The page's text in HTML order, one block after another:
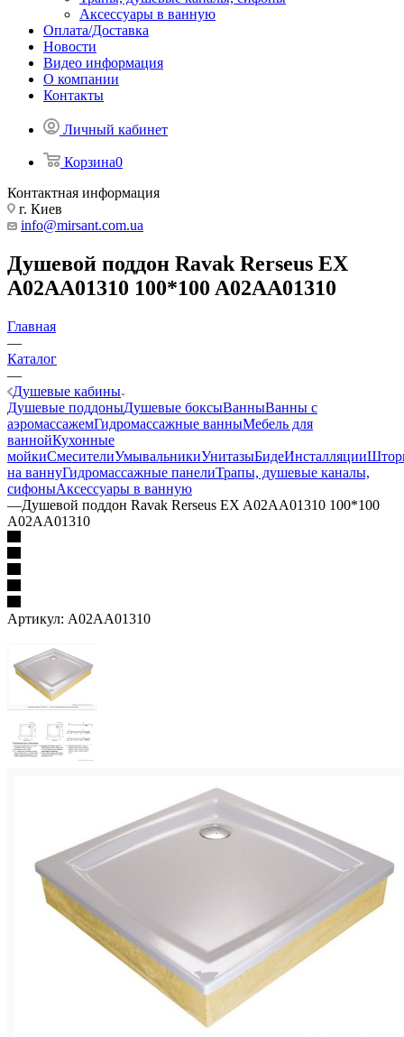
Аксессуары в ванную
Оплата/Доставка
Новости
Видео информация
О компании
Контакты
Личный кабинет
Корзина0
Контактная информация
г. Киев
info@mirsant.com.ua
Душевой поддон Ravak Rerseus EX
A02AA01310 100*100 A02AA01310
Главная
—
Каталог
—
Душевые кабины
Душевые поддоныДушевые боксыВанныВанны с
аэромассажемГидромассажные ванныМебель для
ваннойКухонные
мойкиСмесителиУмывальникиУнитазыБидеИнсталляции
на ваннуГидромассажные панелиТрапы, душевые каналы,
сифоныАксессуары в ванную
—Душевой поддон Ravak Rerseus EX A02AA01310 100*100
A02AA01310
Артикул: A02AA01310